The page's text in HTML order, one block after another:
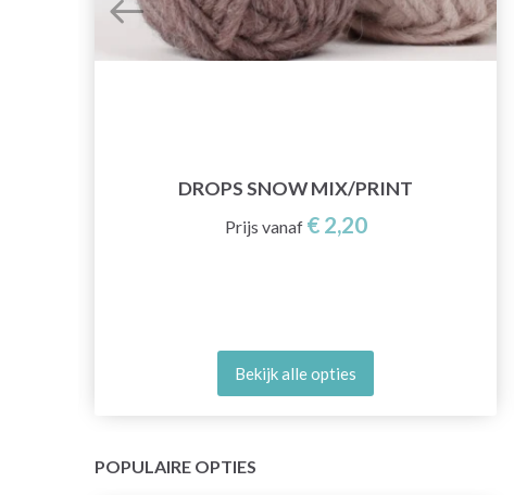
DROPS SNOW MIX/PRINT
Prijs vanaf € 2,20
Bekijk alle opties
POPULAIRE OPTIES